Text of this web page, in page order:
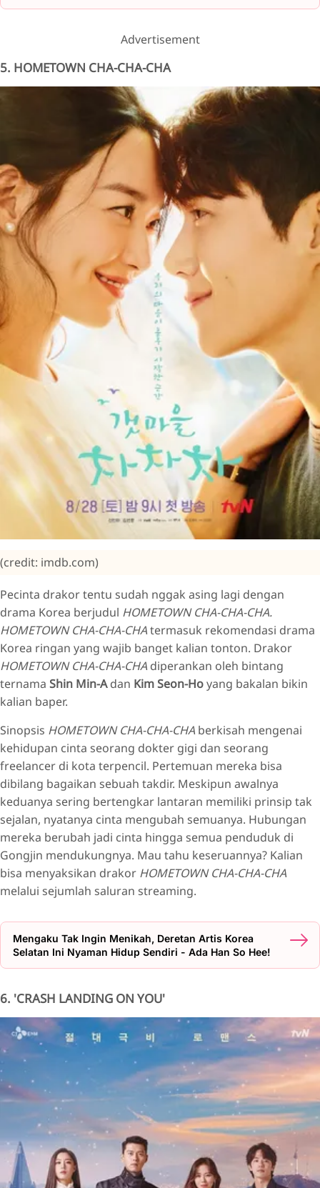
Advertisement
5. HOMETOWN CHA-CHA-CHA
(credit: imdb.com)
Pecinta drakor tentu sudah nggak asing lagi dengan
drama Korea berjudul HOMETOWN CHA-CHA-CHA.
HOMETOWN CHA-CHA-CHAtermasuk rekomendasi drama
Korea ringan yang wajib banget kalian tonton. Drakor
HOMETOWN CHA-CHA-CHA diperankan oleh bintang
ternama Shin Min-Adan Kim Seon-Hoyang bakalan bikin
kalian baper.
Sinopsis HOMETOWN CHA-CHA-CHA berkisah mengenai
kehidupan cinta seorang dokter gigi dan seorang
freelancer di kota terpencil. Pertemuan mereka bisa
dibilang bagaikan sebuah takdir. Meskipun awalnya
keduanya sering bertengkar lantaran memiliki prinsip tak
sejalan, nyatanya cinta mengubah semuanya. Hubungan
mereka berubah jadi cinta hingga semua penduduk di
Gongjin mendukungnya. Mau tahu keseruannya? Kalian
bisa menyaksikan drakor HOMETOWN CHA-CHA-CHA
melalui sejumlah saluran streaming.
Mengaku Tak Ingin Menikah, Deretan Artis Korea
Selatan Ini Nyaman Hidup Sendiri - Ada Han So Hee!
6. 'CRASH LANDING ON YOU'